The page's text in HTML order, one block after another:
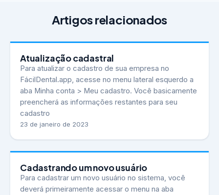
Artigos relacionados
Atualização cadastral
Para atualizar o cadastro de sua empresa no
FácilDental.app, acesse no menu lateral esquerdo a
aba Minha conta > Meu cadastro. Você basicamente
preencherá as informações restantes para seu
cadastro
23 de janeiro de 2023
Cadastrando um novo usuário
Para cadastrar um novo usuário no sistema, você
deverá primeiramente acessar o menu na aba